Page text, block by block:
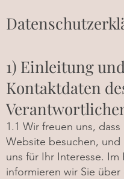
1) Einleitung
Kontaktdaten
1.1 Wir freuen uns, dass
Website besuchen, und
uns für Ihr Interesse. Im
informieren wir Sie